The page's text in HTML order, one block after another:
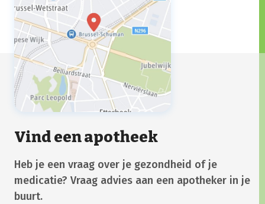
Vind een apotheek
Heb je een vraag over je gezondheid of je
medicatie? Vraag advies aan een apotheker in je
buurt.